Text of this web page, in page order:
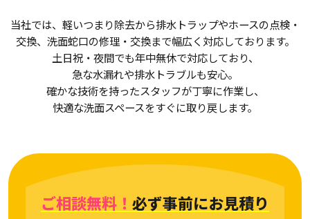
当社では、軽いつまり除去から排水トラップやホースの点検・
交換、洗面蛇口の修理・交換まで幅広く対応しております。
土日祝・夜間でも年中無休で対応しており、
急な水漏れや排水トラブルも安心。
確かな技術を持ったスタッフが丁寧に作業し、
快適な洗面スペースをすぐに取り戻します。
ご相談無料！ 必ず事前にお見積り